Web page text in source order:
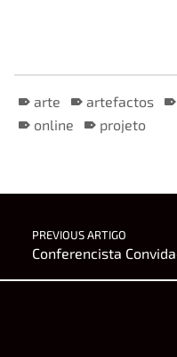
arte artefactos
online
projeto
Post navigation
PREVIOUS ARTIGO
Conferencista